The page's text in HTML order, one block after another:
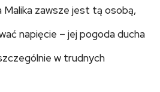
Malika zawsze jest tą osobą,
napięcie – jej pogoda ducha
w trudnych